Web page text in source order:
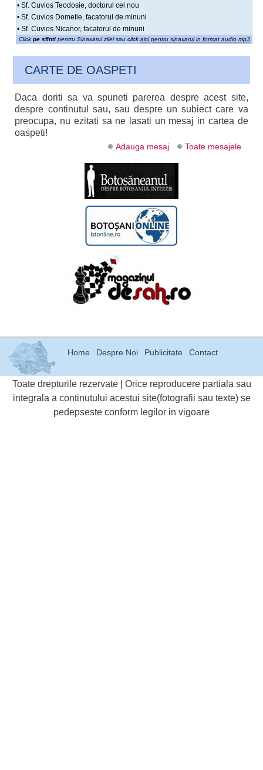
• Sf. Cuvios Teodosie, doctorul cel nou
• Sf. Cuvios Dometie, facatorul de minuni
• Sf. Cuvios Nicanor, facatorul de minuni
Click pe sfintipentru Sinaxarul zilei sau click aici pentru sinaxarul in format audio mp3
CARTE DE OASPETI
Daca doriti sa va spuneti parerea despre acest site,
despre continutul sau, sau despre un subiect care va
preocupa, nu ezitati sa ne lasati un mesaj in cartea de
oaspeti!
Adauga mesaj Toate mesajele
Home Despre Noi Publicitate Contact
Toate drepturile rezervate | Orice reproducere partiala sau
integrala a continutului acestui site(fotografii sau texte) se
pedepseste conform legilor in vigoare